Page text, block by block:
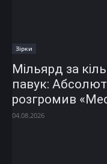
Зірки
Мільярд за
павук:
розгромив
04.08.2026